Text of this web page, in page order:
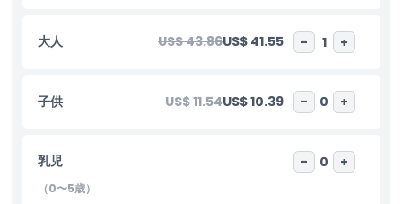
庁が立ち並んでいました。パラティーノの丘とフォロ・ロマーノの
入場券があれば、サトゥルヌス神殿、ティトゥスの凱旋門、そして
とができます。フォロ・ロマーノを歩くと、まるで歴史の中に足を
踏み入れたかのようで、ひとつひとつの石や柱がローマの栄光に満
ちた過去を語っています。
大人 US$ 43.86US$ 41.55 - 1 +
子供 US$ 11.54US$ 10.39 - 0 +
乳児 - 0 +
（0〜5歳）